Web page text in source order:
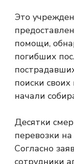
Это
помощи,
погибших
поиски
начали
Десятки
перевозки
Согласно
сотрудники